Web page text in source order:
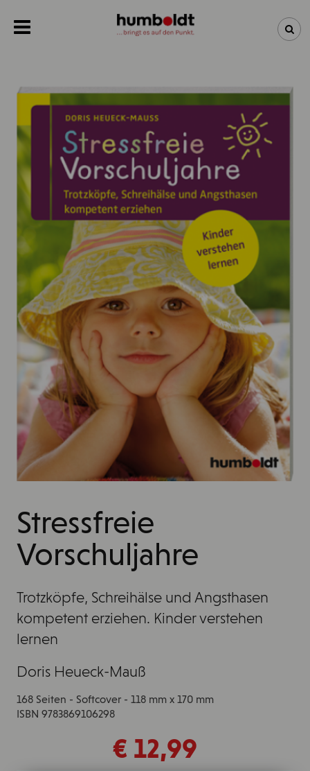
BÜCHER
ÜBER UNS
Stressfreie
Vorschuljahre
Trotzköpfe, Schreihälse und Angsthasen
kompetent erziehen. Kinder verstehen
lernen
Doris Heueck-Mauß
168 Seiten - Softcover - 118 mm x 170 mm
ISBN 9783869106298
€ 12,99